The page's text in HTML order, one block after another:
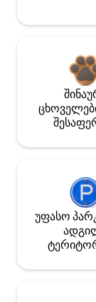
უფასო